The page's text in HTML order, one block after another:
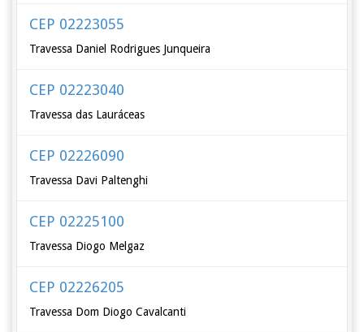
CEP 02223055
Travessa Daniel Rodrigues Junqueira
CEP 02223040
Travessa das Lauráceas
CEP 02226090
Travessa Davi Paltenghi
CEP 02225100
Travessa Diogo Melgaz
CEP 02226205
Travessa Dom Diogo Cavalcanti